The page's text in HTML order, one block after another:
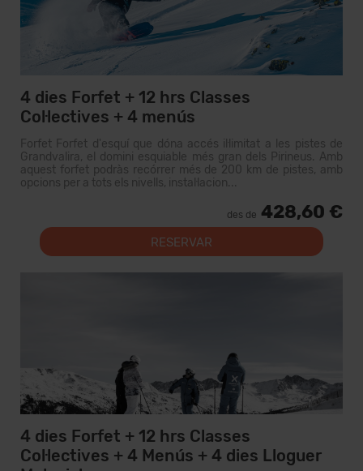
4 dies Forfet + 12 hrs Classes
Col·lectives + 4 menús
Forfet Forfet d'esquí que dóna accés il·limitat a les pistes de
Grandvalira, el domini esquiable més gran dels Pirineus. Amb
aquest forfet podràs recórrer més de 200 km de pistes, amb
opcions per a tots els nivells, instal·lacion...
des de 428,60 €
RESERVAR
4 dies Forfet + 12 hrs Classes
Col·lectives + 4 Menús + 4 dies Lloguer